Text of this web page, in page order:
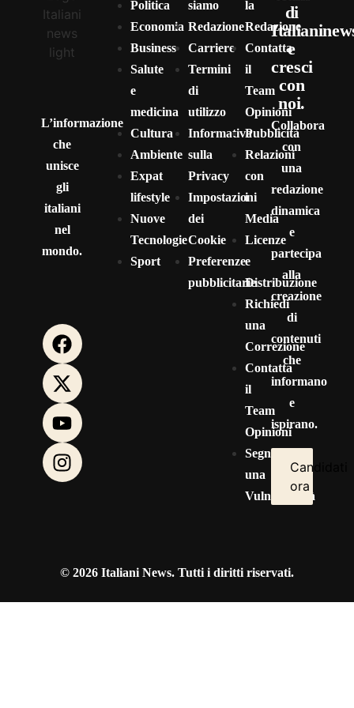
L’informazione
che
unisce
gli
italiani
nel
mondo.
Politica
Economia
Business
Salute
e
medicina
Cultura
Ambiente
Expat
lifestyle
Nuove
Tecnologie
Sport
siamo
Redazione
Carriere
Termini
di
utilizzo
Informativa
sulla
Privacy
Impostazioni
dei
Cookie
Preferenze
pubblicitarie
la
Redazione
Contatta
il
Team
Opinioni
Pubblicità
Relazioni
con
i
Media
Licenze
e
Distribuzione
Richiedi
una
Correzione
Contatta
il
Team
Opinioni
Segnala
una
Vulnerabilità
di
e
cresci
con
noi.
Collabora
con
una
redazione
dinamica
e
partecipa
alla
creazione
di
contenuti
che
informano
e
ispirano.
Candidati
ora
© 2026 Italiani News. Tutti i diritti riservati.